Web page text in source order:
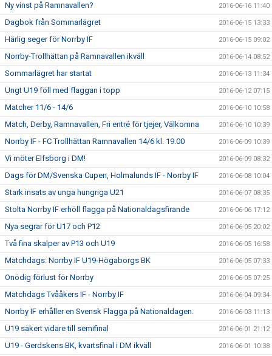
Ny vinst på Ramnavallen? 2016-06-16 11:40
Dagbok från Sommarlägret 2016-06-15 13:33
Härlig seger för Norrby IF 2016-06-15 09:02
Norrby-Trollhättan på Ramnavallen ikväll 2016-06-14 08:52
Sommarlägret har startat 2016-06-13 11:34
Ungt U19 föll med flaggan i topp 2016-06-12 07:15
Matcher 11/6 - 14/6 2016-06-10 10:58
Match, Derby, Ramnavallen, Fri entré för tjejer, Välkomna 2016-06-10 10:39
Norrby IF - FC Trollhättan Ramnavallen 14/6 kl. 19.00 2016-06-09 10:39
Vi möter Elfsborg i DM! 2016-06-09 08:32
Dags för DM/Svenska Cupen, Holmalunds IF - Norrby IF 2016-06-08 10:04
Stark insats av unga hungriga U21 2016-06-07 08:35
Stolta Norrby IF erhöll flagga på Nationaldagsfirande 2016-06-06 17:12
Nya segrar för U17 och P12 2016-06-05 20:02
Två fina skalper av P13 och U19 2016-06-05 16:58
Matchdags: Norrby IF U19-Högaborgs BK 2016-06-05 07:33
Onödig förlust för Norrby 2016-06-05 07:25
Matchdags Tvååkers IF - Norrby IF 2016-06-04 09:34
Norrby IF erhåller en Svensk Flagga på Nationaldagen. 2016-06-03 11:13
U19 säkert vidare till semifinal 2016-06-01 21:12
U19 - Gerdskens BK, kvartsfinal i DM ikväll 2016-06-01 10:38